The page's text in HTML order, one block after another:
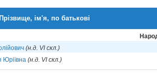
Прізвище, ім'я, по батькові
(н.д. VI скл.)
Юріївна (н.д. VI скл.)